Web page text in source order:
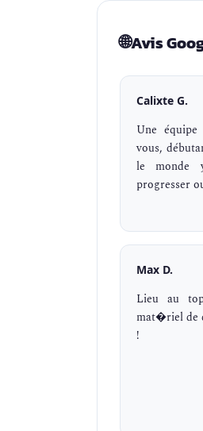
🌐Avis
Calixte G.
Une
vous,
le monde
progresser
Max D.
Lieu au
mat�riel de
!